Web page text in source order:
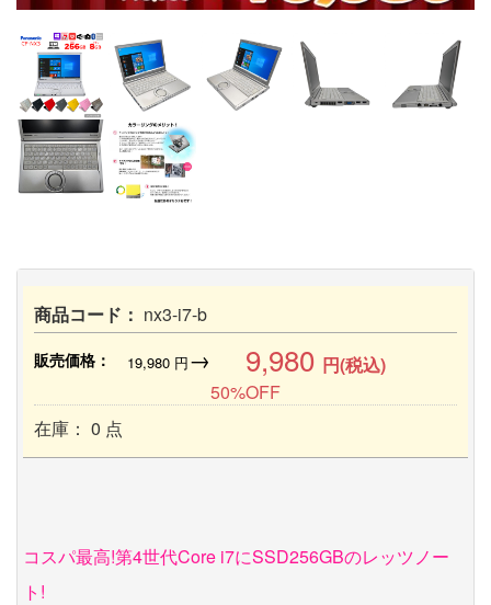
商品コード： nx3-i7-b
販売価格： 19,980円→ 9,980 円(税込)
50%OFF
在庫： 0 点
コスパ最高!第4世代Core i7にSSD256GBのレッツノー
ト!